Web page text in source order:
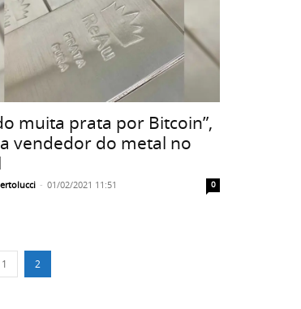
muita prata por Bitcoin”,
vendedor do metal no
- 01/02/2021 11:51 0
1 2